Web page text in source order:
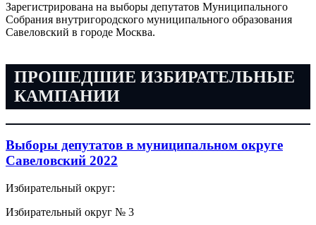
Зарегистрирована на выборы депутатов Муниципального
Собрания внутригородского муниципального образования
Савеловский в городе Москва.
ПРОШЕДШИЕ ИЗБИРАТЕЛЬНЫЕ
КАМПАНИИ
Выборы депутатов в муниципальном округе
Савеловский 2022
Избирательный округ:
Избирательный округ № 3